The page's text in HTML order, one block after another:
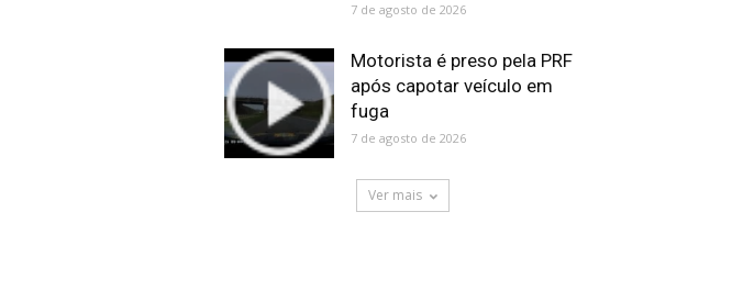
7 de agosto de 2026
Motorista é preso pela PRF
após capotar veículo em
fuga
7 de agosto de 2026
Ver mais